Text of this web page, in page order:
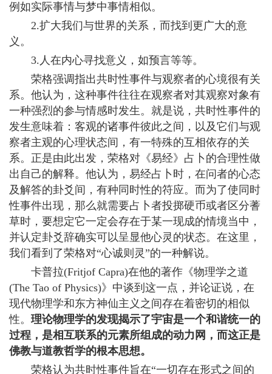
例如实际事情与梦中事情相似。
2.扩大我们与世界的关系，而找到更广大的意
义。
3.人在内心寻找意义，如预言等等。
荣格强调指出共时性事件与观察者的心境很有关
系。他认为，这种事件往往在观察者对其观察对象有
一种强烈的参与情感时发生。就是说，共时性事件的
发生意味着：客观的诸事件彼此之间，以及它们与观
察者主观的心理状态间，有一特殊的互相依存的关
系。正是由此出发，荣格对《易经》占卜的合理性做
出自己的解释。他认为，易经占卜时，在问者的心态
及解答的卦爻间，有种同时性的符应。而为了使同时
性事件出现，那么就需要占卜者投掷硬币或者区分蓍
草时，要想定它一定会存在于某一现成的情境当中，
并认定卦爻辞确实可以呈显他心灵的状态。在这里，
我们看到了荣格对“心诚则灵”的一种解说。
卡普拉(Fritjof Capra)在他的著作《物理学之道
(The Tao of Physics)》中谈到这一点，并论证说，在
现代物理学和东方神仙主义之间存在着密切的相似
性。 理论物理学的发现揭示了宇宙是一个和谐统一的
过程，是相互联系的元素所组成的动力网，而这正是
佛教与道教哲学的根本思想。
荣格认为共时性事件旨在“一切存在形式之间的